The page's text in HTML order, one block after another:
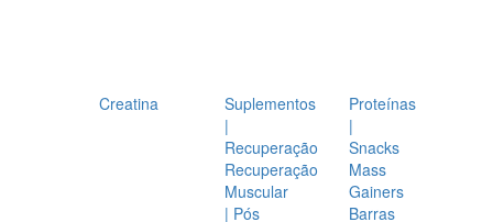
Creatina
Suplementos
|
Recuperação
Recuperação
Muscular
| Pós
Proteínas
|
Snacks
Mass
Gainers
Barras